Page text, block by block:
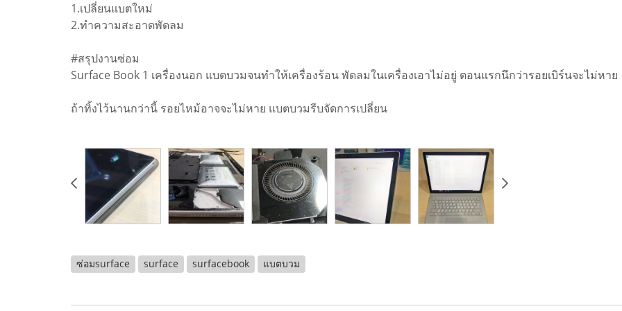
1.เปลี่ยนแบตใหม่
2.ทำความสะอาดพัดลม
#สรุปงานซ่อม
Surface Book 1 เครื่องนอก แบตบวมจนทำให้เครื่องร้อน พัดลมในเครื่องเอาไม่อยู่ ตอนแรกนึกว่ารอยเบิร์นจะไม่หาย
ถ้าทิ้งไว้นานกว่านี้ รอยไหม้อาจจะไม่หาย แบตบวมรีบจัดการเปลี่ยน
ซ่อมsurface surface surfacebook แบตบวม